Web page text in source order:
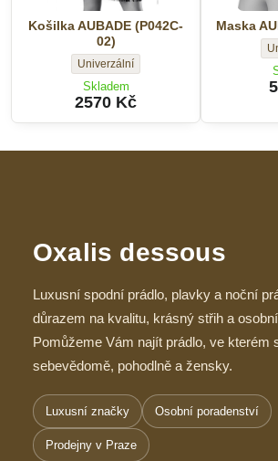
Košilka AUBADE (P042C-
02)
Košilka
AUBADE
(P042C-
Velikost:
Univerzální
Skladem
2570 Kč
Maska
-
Oxalis dessous
Luxusní spodní prádlo, plavky a noční
důrazem na kvalitu, krásný střih a
Pomůžeme Vám najít prádlo, ve kterém
sebevědomě, pohodlně a žensky.
Luxusní značky Osobní poradenství
Prodejny v Praze